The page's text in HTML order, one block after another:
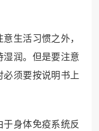
生活习惯之外，
润。但是要注意
须要按说明书上
身体免疫系统反